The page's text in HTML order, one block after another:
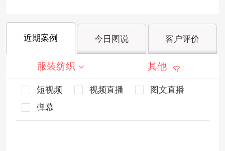
近期案例 今日图说 客户评价
服装纺织 其他
短视频 视频直播
图文直播
弹幕